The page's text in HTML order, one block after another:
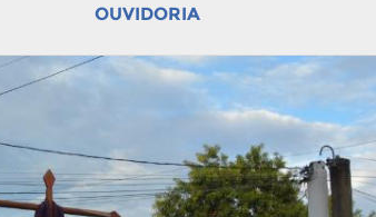
OUVIDORIA